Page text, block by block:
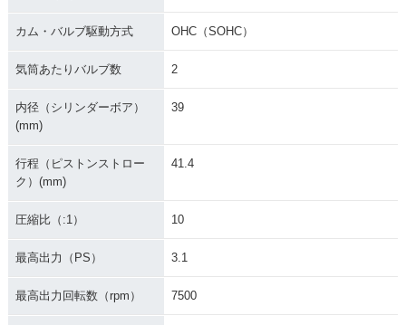
特別・限定仕様
pecial・特別・限定
2000年 MONKEY
別・限定仕様
カム・バルブ駆動方式 OHC（SOHC）
気筒あたりバルブ数 2
内径（シリンダーボア）
(mm)
39
行程（ピストンストロー
ク）(mm)
41.4
圧縮比（:1） 10
最高出力（PS） 3.1
最高出力回転数（rpm） 7500